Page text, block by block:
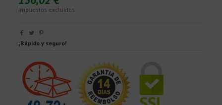
Impuestos excluidos
¡Rápido y seguro!